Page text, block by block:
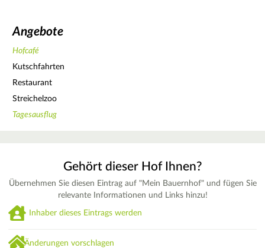
Angebote
Hofcafé
Kutschfahrten
Restaurant
Streichelzoo
Tagesausflug
Gehört dieser Hof Ihnen?
Übernehmen Sie diesen Eintrag auf "Mein Bauernhof" und fügen Sie
relevante Informationen und Links hinzu!
Inhaber dieses Eintrags werden
Änderungen vorschlagen